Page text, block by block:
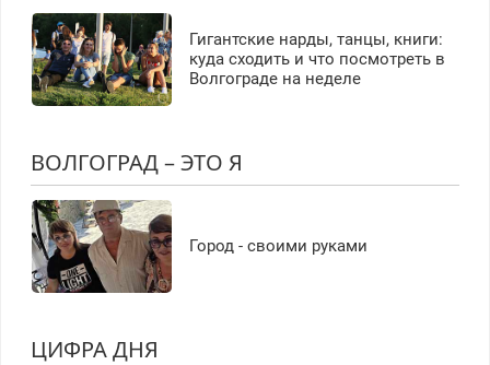
Гигантские нарды, танцы, книги:
куда сходить и что посмотреть в
Волгограде на неделе
ВОЛГОГРАД – ЭТО Я
Город - своими руками
ЦИФРА ДНЯ